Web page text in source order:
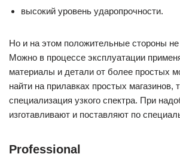
высокий уровень ударопрочности.
Но и на этом положительные стороны не
Можно в процессе эксплуатации
материалы и детали от более простых
найти на прилавках простых магазинов,
специализация узкого спектра. При
изготавливают и поставляют по
Professional